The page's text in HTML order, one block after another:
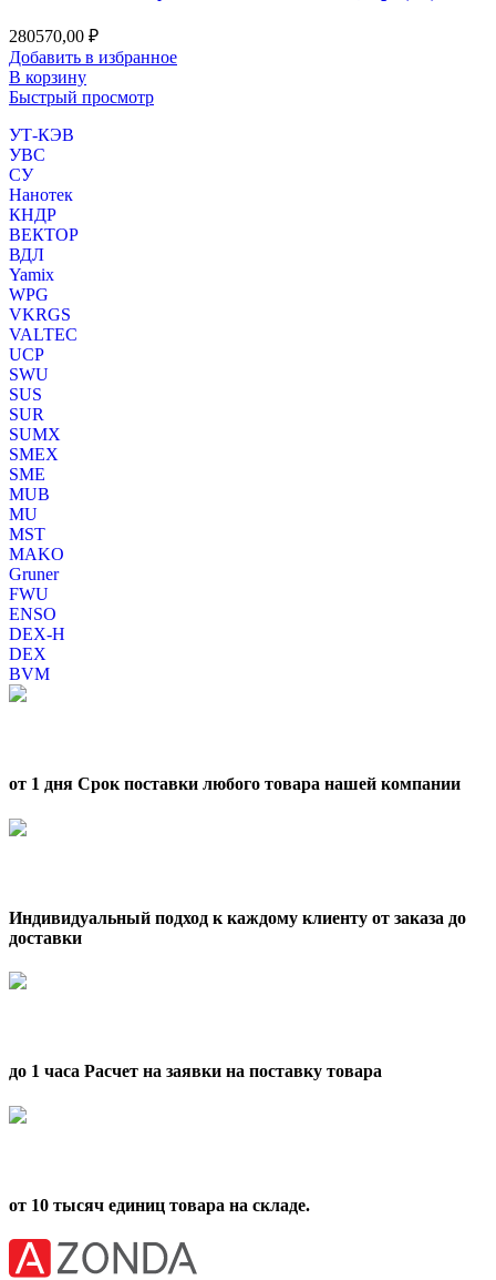
280570,00 ₽
Добавить в избранное
В корзину
Быстрый просмотр
УТ-КЭВ
УВС
СУ
Нанотек
КНДР
ВЕКТОР
ВДЛ
Yamix
WPG
VKRGS
VALTEC
UCP
SWU
SUS
SUR
SUMX
SMEX
SME
MUB
MU
MST
MAKO
Gruner
FWU
ENSO
DEX-H
DEX
BVM
от 1 дня Срок поставки любого товара нашей компании
Индивидуальный подход к каждому клиенту от заказа до
доставки
до 1 часа Расчет на заявки на поставку товара
от 10 тысяч единиц товара на складе.